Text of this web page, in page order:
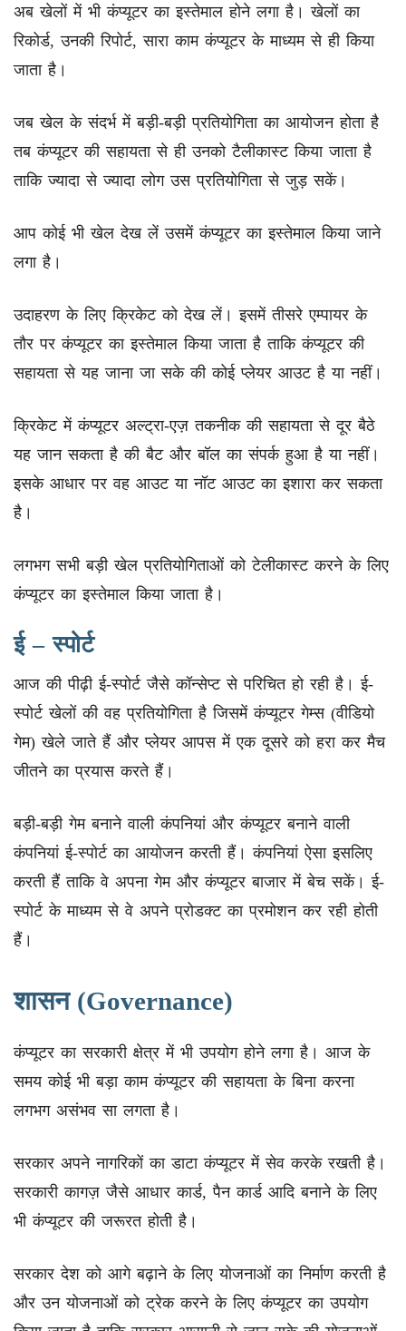
अब खेलों में भी कंप्यूटर का इस्तेमाल होने लगा है। खेलों का
रिकोर्ड, उनकी रिपोर्ट, सारा काम कंप्यूटर के माध्यम से ही किया
जाता है।
जब खेल के संदर्भ में बड़ी-बड़ी प्रतियोगिता का आयोजन होता है
तब कंप्यूटर की सहायता से ही उनको टैलीकास्ट किया जाता है
ताकि ज्यादा से ज्यादा लोग उस प्रतियोगिता से जुड़ सकें।
आप कोई भी खेल देख लें उसमें कंप्यूटर का इस्तेमाल किया जाने
लगा है।
उदाहरण के लिए क्रिकेट को देख लें। इसमें तीसरे एम्पायर के
तौर पर कंप्यूटर का इस्तेमाल किया जाता है ताकि कंप्यूटर की
सहायता से यह जाना जा सके की कोई प्लेयर आउट है या नहीं।
क्रिकेट में कंप्यूटर अल्ट्रा-एज़ तकनीक की सहायता से दूर बैठे
यह जान सकता है की बैट और बॉल का संपर्क हुआ है या नहीं।
इसके आधार पर वह आउट या नॉट आउट का इशारा कर सकता
है।
लगभग सभी बड़ी खेल प्रतियोगिताओं को टेलीकास्ट करने के लिए
कंप्यूटर का इस्तेमाल किया जाता है।
ई – स्पोर्ट
आज की पीढ़ी ई-स्पोर्ट जैसे कॉन्सेप्ट से परिचित हो रही है। ई-
स्पोर्ट खेलों की वह प्रतियोगिता है जिसमें कंप्यूटर गेम्स (वीडियो
गेम) खेले जाते हैं और प्लेयर आपस में एक दूसरे को हरा कर मैच
जीतने का प्रयास करते हैं।
बड़ी-बड़ी गेम बनाने वाली कंपनियां और कंप्यूटर बनाने वाली
कंपनियां ई-स्पोर्ट का आयोजन करती हैं। कंपनियां ऐसा इसलिए
करती हैं ताकि वे अपना गेम और कंप्यूटर बाजार में बेच सकें। ई-
स्पोर्ट के माध्यम से वे अपने प्रोडक्ट का प्रमोशन कर रही होती
हैं।
शासन (Governance)
कंप्यूटर का सरकारी क्षेत्र में भी उपयोग होने लगा है। आज के
समय कोई भी बड़ा काम कंप्यूटर की सहायता के बिना करना
लगभग असंभव सा लगता है।
सरकार अपने नागरिकों का डाटा कंप्यूटर में सेव करके रखती है।
सरकारी कागज़ जैसे आधार कार्ड, पैन कार्ड आदि बनाने के लिए
भी कंप्यूटर की जरूरत होती है।
सरकार देश को आगे बढ़ाने के लिए योजनाओं का निर्माण करती है
और उन योजनाओं को ट्रेक करने के लिए कंप्यूटर का उपयोग